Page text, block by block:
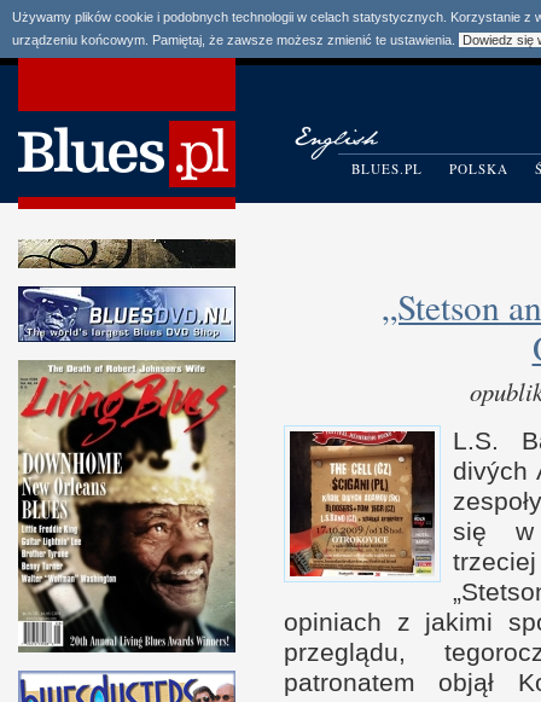
Używamy plików cookie i podobnych technologii w celach statystycznych. Korzystanie
urządzeniu końcowym. Pamiętaj, że zawsze możesz zmienić te ustawienia.
Dowiedz się
BLUES.PL POLSKA
„Stetson
L.S.
divých
się
opiniach z jakimi
przeglądu,
patronatem objął